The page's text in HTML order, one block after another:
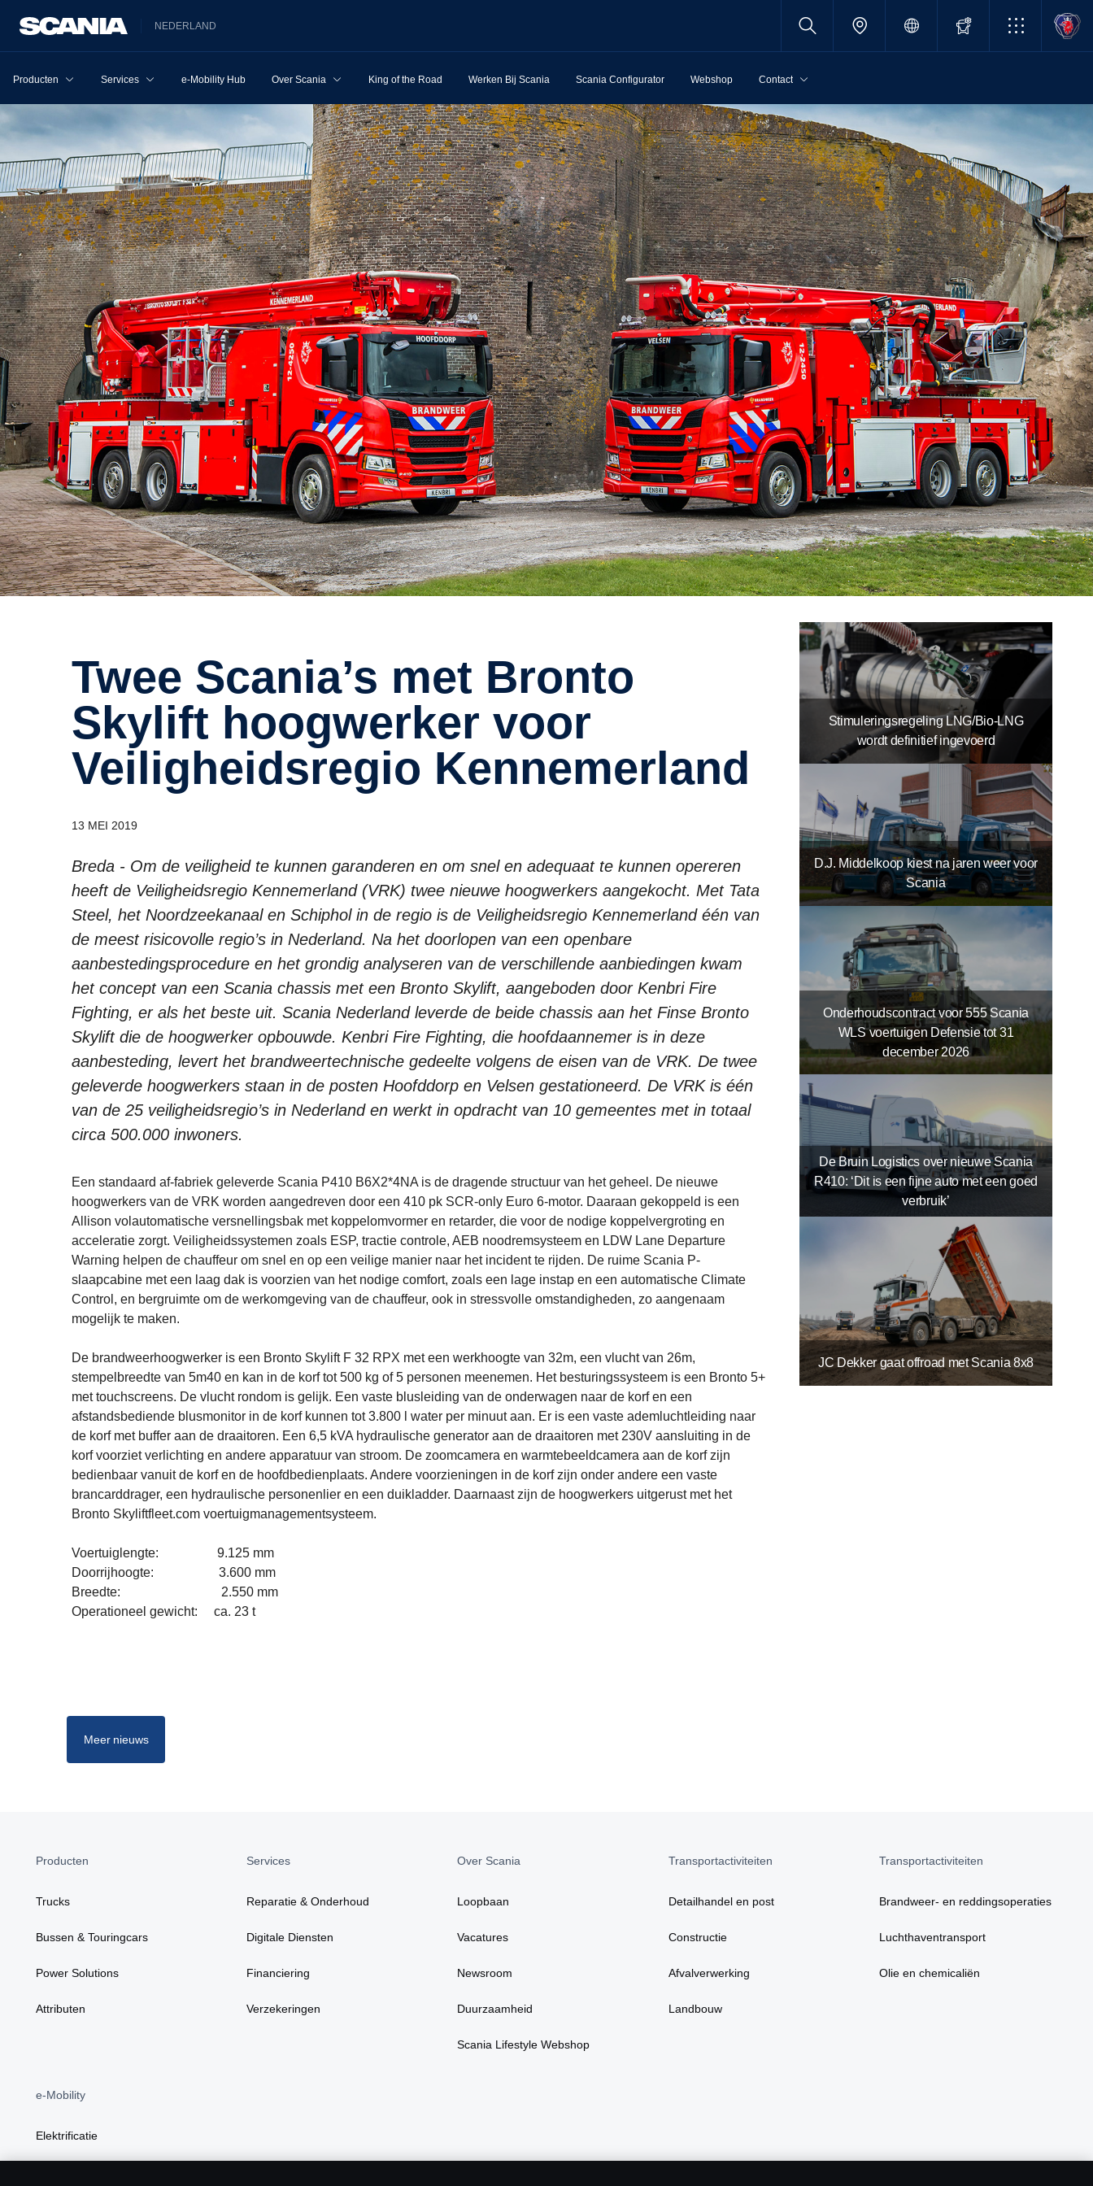
NEDERLAND
Producten Services e-Mobility Hub Over Scania King of the Road Werken Bij Scania Scania Configurator Webshop Contact
Twee Scania’s met Bronto
Skylift hoogwerker voor
Veiligheidsregio Kennemerland
13 MEI 2019
Breda - Om de veiligheid te kunnen garanderen en om snel en adequaat te kunnen opereren
heeft de Veiligheidsregio Kennemerland (VRK) twee nieuwe hoogwerkers aangekocht. Met Tata
Steel, het Noordzeekanaal en Schiphol in de regio is de Veiligheidsregio Kennemerland één van
de meest risicovolle regio’s in Nederland. Na het doorlopen van een openbare
aanbestedingsprocedure en het grondig analyseren van de verschillende aanbiedingen kwam
het concept van een Scania chassis met een Bronto Skylift, aangeboden door Kenbri Fire
Fighting, er als het beste uit. Scania Nederland leverde de beide chassis aan het Finse Bronto
Skylift die de hoogwerker opbouwde. Kenbri Fire Fighting, die hoofdaannemer is in deze
aanbesteding, levert het brandweertechnische gedeelte volgens de eisen van de VRK. De twee
geleverde hoogwerkers staan in de posten Hoofddorp en Velsen gestationeerd. De VRK is één
van de 25 veiligheidsregio’s in Nederland en werkt in opdracht van 10 gemeentes met in totaal
circa 500.000 inwoners.
Een standaard af-fabriek geleverde Scania P410 B6X2*4NA is de dragende structuur van het geheel. De nieuwe
hoogwerkers van de VRK worden aangedreven door een 410 pk SCR-only Euro 6-motor. Daaraan gekoppeld is een
Allison volautomatische versnellingsbak met koppelomvormer en retarder, die voor de nodige koppelvergroting en
acceleratie zorgt. Veiligheidssystemen zoals ESP, tractie controle, AEB noodremsysteem en LDW Lane Departure
Warning helpen de chauffeur om snel en op een veilige manier naar het incident te rijden. De ruime Scania P-
slaapcabine met een laag dak is voorzien van het nodige comfort, zoals een lage instap en een automatische Climate
Control, en bergruimte om de werkomgeving van de chauffeur, ook in stressvolle omstandigheden, zo aangenaam
mogelijk te maken.
De brandweerhoogwerker is een Bronto Skylift F 32 RPX met een werkhoogte van 32m, een vlucht van 26m,
stempelbreedte van 5m40 en kan in de korf tot 500 kg of 5 personen meenemen. Het besturingssysteem is een Bronto 5+
met touchscreens. De vlucht rondom is gelijk. Een vaste blusleiding van de onderwagen naar de korf en een
afstandsbediende blusmonitor in de korf kunnen tot 3.800 l water per minuut aan. Er is een vaste ademluchtleiding naar
de korf met buffer aan de draaitoren. Een 6,5 kVA hydraulische generator aan de draaitoren met 230V aansluiting in de
korf voorziet verlichting en andere apparatuur van stroom. De zoomcamera en warmtebeeldcamera aan de korf zijn
bedienbaar vanuit de korf en de hoofdbedienplaats. Andere voorzieningen in de korf zijn onder andere een vaste
brancarddrager, een hydraulische personenlier en een duikladder. Daarnaast zijn de hoogwerkers uitgerust met het
Bronto Skyliftfleet.com voertuigmanagementsysteem.
Voertuiglengte: 9.125 mm
Doorrijhoogte: 3.600 mm
Breedte: 2.550 mm
Operationeel gewicht: ca. 23 t
Meer nieuws
Stimuleringsregeling LNG/Bio-LNG
wordt definitief ingevoerd
D.J. Middelkoop kiest na jaren weer voor
Scania
Onderhoudscontract voor 555 Scania
WLS voertuigen Defensie tot 31
december 2026
De Bruin Logistics over nieuwe Scania
R410: ‘Dit is een fijne auto met een goed
verbruik’
JC Dekker gaat offroad met Scania 8x8
Producten
Trucks
Bussen & Touringcars
Power Solutions
Attributen
Services
Reparatie & Onderhoud
Digitale Diensten
Financiering
Verzekeringen
Over Scania
Loopbaan
Vacatures
Newsroom
Duurzaamheid
Scania Lifestyle Webshop
Transportactiviteiten
Detailhandel en post
Constructie
Afvalverwerking
Landbouw
Transportactiviteiten
Brandweer- en reddingsoperaties
Luchthaventransport
Olie en chemicaliën
e-Mobility
Elektrificatie